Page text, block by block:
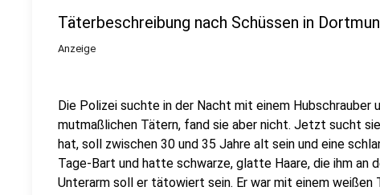
Täterbeschreibung nach Schüssen in
Anzeige
Die Polizei suchte in der Nacht mit einem Hubschrauber
mutmaßlichen Tätern, fand sie aber nicht. Jetzt sucht
hat, soll zwischen 30 und 35 Jahre alt sein und eine
Tage-Bart und hatte schwarze, glatte Haare, die ihm an
Unterarm soll er tätowiert sein. Er war mit einem weißen